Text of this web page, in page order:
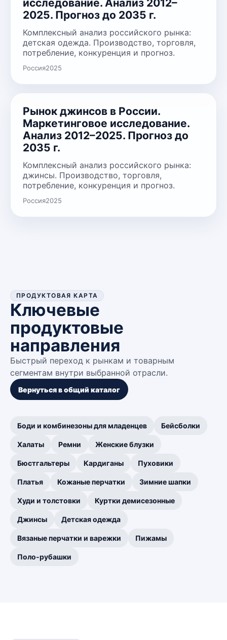
исследование. Анализ 2012–
2025. Прогноз до 2035 г.
Комплексный анализ российского рынка:
детская одежда. Производство, торговля,
потребление, конкуренция и прогноз.
Россия2025
Рынок джинсов в России.
Маркетинговое исследование.
Анализ 2012–2025. Прогноз до
2035 г.
Комплексный анализ российского рынка:
джинсы. Производство, торговля,
потребление, конкуренция и прогноз.
Россия2025
ПРОДУКТОВАЯ КАРТА
Ключевые
продуктовые
направления
Быстрый переход к рынкам и товарным
сегментам внутри выбранной отрасли.
Вернуться в общий каталог
Боди и комбинезоны для младенцев Бейсболки
Халаты Ремни Женские блузки
Бюстгальтеры Кардиганы Пуховики
Платья Кожаные перчатки Зимние шапки
Худи и толстовки Куртки демисезонные
Джинсы Детская одежда
Вязаные перчатки и варежки Пижамы
Поло-рубашки